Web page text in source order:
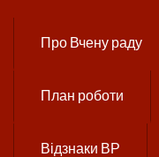
Про Вчену раду
План роботи
Відзнаки ВР